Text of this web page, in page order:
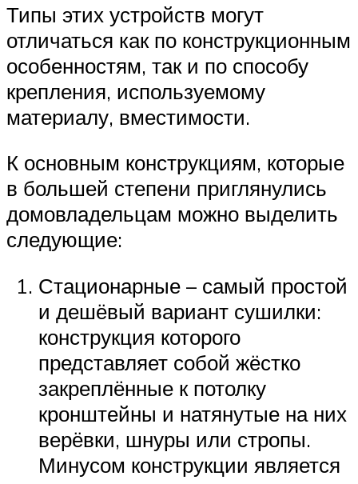
Типы этих устройств могут
отличаться как по конструкционным
особенностям, так и по способу
крепления, используемому
материалу, вместимости.
К основным конструкциям, которые
в большей степени приглянулись
домовладельцам можно выделить
следующие:
Стационарные – самый простой
и дешёвый вариант сушилки:
конструкция которого
представляет собой жёстко
закреплённые к потолку
кронштейны и натянутые на них
верёвки, шнуры или стропы.
Минусом конструкции является